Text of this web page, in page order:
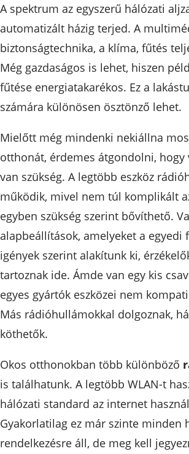
A spektrum az egyszerű hálózati
automatizált házig terjed. A
biztonságtechnika, a klíma, fűtés
Még gazdaságos is lehet, hiszen
fűtése energiatakarékos. Ez a
számára különösen ösztönző lehet.
Mielőtt még mindenki nekiállna
otthonát, érdemes átgondolni,
van szükség. A legtöbb eszköz
működik, mivel nem túl komplikált
egyben szükség szerint bővíthető.
alapbeállítások, amelyeket a egyedi
igények szerint alakítunk ki,
tartoznak ide. Ámde van egy kis
egyes gyártók eszközei nem
Más rádióhullámokkal dolgoznak,
köthetők.
Okos otthonokban több különböző
is találhatunk. A legtöbb WLAN-t
hálózati standard az internet
Gyakorlatilag ez már szinte minden
rendelkezésre áll, de meg kell